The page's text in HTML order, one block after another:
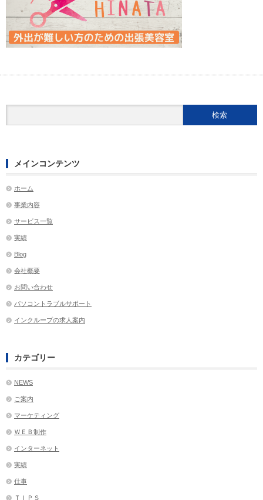
メインコンテンツ
ホーム
事業内容
サービス一覧
実績
Blog
会社概要
お問い合わせ
パソコントラブルサポート
インクループの求人案内
カテゴリー
NEWS
ご案内
マーケティング
ＷＥＢ制作
インターネット
実績
仕事
ＴＩＰＳ